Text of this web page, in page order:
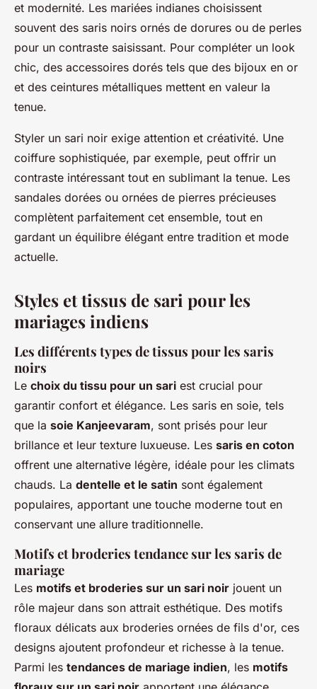
et modernité. Les mariées indianes choisissent
souvent des saris noirs ornés de dorures ou de perles
pour un contraste saisissant. Pour compléter un look
chic, des accessoires dorés tels que des bijoux en or
et des ceintures métalliques mettent en valeur la
tenue.
Styler un sari noir exige attention et créativité. Une
coiffure sophistiquée, par exemple, peut offrir un
contraste intéressant tout en sublimant la tenue. Les
sandales dorées ou ornées de pierres précieuses
complètent parfaitement cet ensemble, tout en
gardant un équilibre élégant entre tradition et mode
actuelle.
Styles et tissus de sari pour les
mariages indiens
Les différents types de tissus pour les saris
noirs
Le choix du tissu pour un sari est crucial pour
garantir confort et élégance. Les saris en soie, tels
que la soie Kanjeevaram, sont prisés pour leur
brillance et leur texture luxueuse. Les saris en coton
offrent une alternative légère, idéale pour les climats
chauds. La dentelle et le satin sont également
populaires, apportant une touche moderne tout en
conservant une allure traditionnelle.
Motifs et broderies tendance sur les saris de
mariage
Les motifs et broderies sur un sari noir jouent un
rôle majeur dans son attrait esthétique. Des motifs
floraux délicats aux broderies ornées de fils d'or, ces
designs ajoutent profondeur et richesse à la tenue.
Parmi les tendances de mariage indien, les motifs